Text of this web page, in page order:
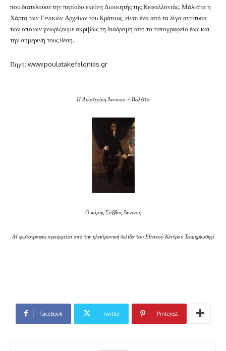
που διατελούσε την περίοδο εκείνη Διοικητής της Κεφαλλονιάς. Μάλιστα η
Χάρτα των Γενικών Αρχείων του Κράτους, είναι ένα από τα λίγα αντίτυπα
των οποίων γνωρίζουμε ακριβώς τη διαδρομή από το τυπογραφείο έως και
την σημερινή τους θέση.
Πηγή: www.poulatakefalonias.gr
Η Αικατερίνη Άννινου – Βαλέττα
Ο κόμης Σάββας Άννινος
(Η φωτογραφία προέρχεται από την ηλεκτρονική σελίδα του Εθνικού Κέντρου Τεκμηρίωσης)
Facebook Twitter Pinterest